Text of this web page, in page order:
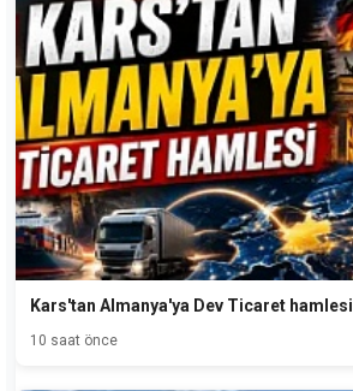
Kars'tan Almanya'ya Dev Ticaret hamlesi
10 saat önce